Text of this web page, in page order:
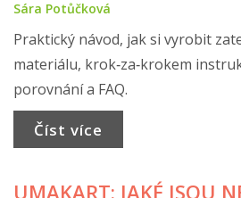
Sára Potůčková
Praktický návod, jak si vyrobit
materiálu, krok‑za‑krokem
porovnání a FAQ.
Číst více
UMAKART: JAKÉ JSOU